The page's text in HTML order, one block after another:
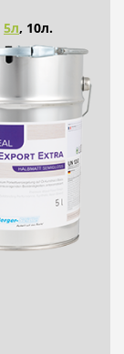
5л, 10л.